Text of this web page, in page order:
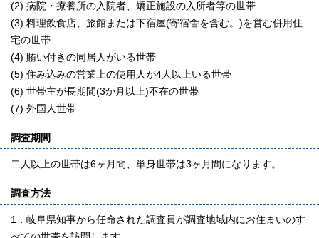
(2) 病院・療養所の入院者、矯正施設の入所者等の世帯
(3) 料理飲食店、旅館または下宿屋(寄宿舎を含む。)を営む併用住
宅の世帯
(4) 賄い付きの同居人がいる世帯
(5) 住み込みの営業上の使用人が4人以上いる世帯
(6) 世帯主が長期間(3か月以上)不在の世帯
(7) 外国人世帯
調査期間
二人以上の世帯は6ヶ月間、単身世帯は3ヶ月間になります。
調査方法
1．岐阜県知事から任命された調査員が調査地域内にお住まいのす